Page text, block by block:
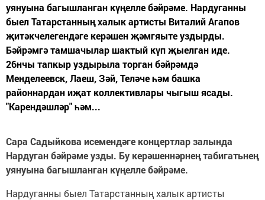
уянуына багышланган күңелле бәйрәме. Нардуганны
быел Татарстанның халык артисты Виталий Агапов
җитәкчелегендәге керәшен җәмгяыте уздырды.
Бәйрәмгә тамшачылар шактый күп җыелган иде.
26нчы тапкыр уздырыла торган бәйрәмдә
Менделеевск, Лаеш, Зәй, Теләче һәм башка
районнардан иҗат коллективлары чыгыш ясады.
"Карендәшләр" һәм...
Сара Садыйкова исемендәге концертлар залында
Нардуган бәйрәме узды. Бу керәшеннәрнең табигатьнең
уянуына багышланган күңелле бәйрәме.
Нардуганны быел Татарстанның халык артисты